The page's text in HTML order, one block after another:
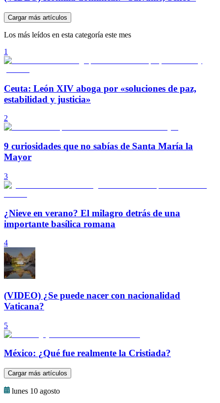
Cargar más artículos
Los más leídos en esta categoría este mes
1
Ceuta: León XIV aboga por «soluciones de paz,
estabilidad y justicia»
2
9 curiosidades que no sabías de Santa María la
Mayor
3
¿Nieve en verano? El milagro detrás de una
importante basílica romana
4
(VIDEO) ¿Se puede nacer con nacionalidad
Vaticana?
5
México: ¿Qué fue realmente la Cristiada?
Cargar más artículos
lunes 10 agosto